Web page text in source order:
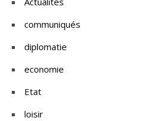
communiqués
diplomatie
economie
Etat
loisir